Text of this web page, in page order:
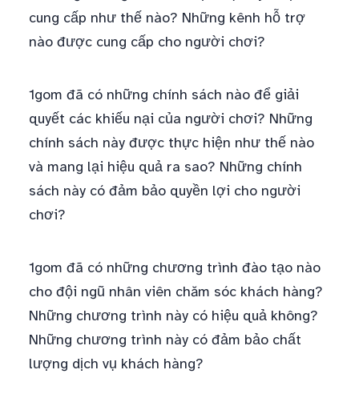
cung cấp như thế nào? Những kênh hỗ trợ
nào được cung cấp cho người chơi?
1gom đã có những chính sách nào để giải
quyết các khiếu nại của người chơi? Những
chính sách này được thực hiện như thế nào
và mang lại hiệu quả ra sao? Những chính
sách này có đảm bảo quyền lợi cho người
chơi?
1gom đã có những chương trình đào tạo nào
cho đội ngũ nhân viên chăm sóc khách hàng?
Những chương trình này có hiệu quả không?
Những chương trình này có đảm bảo chất
lượng dịch vụ khách hàng?